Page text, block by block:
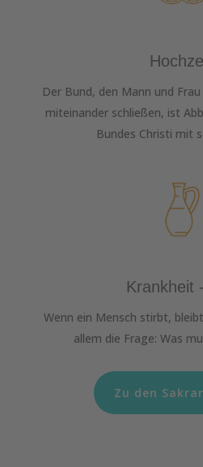
Der Bund, den Mann und
miteinander schließen, ist
Bundes Christi mit
Krankheit
Wenn ein Mensch stirbt,
allem die Frage: Was
Zu den